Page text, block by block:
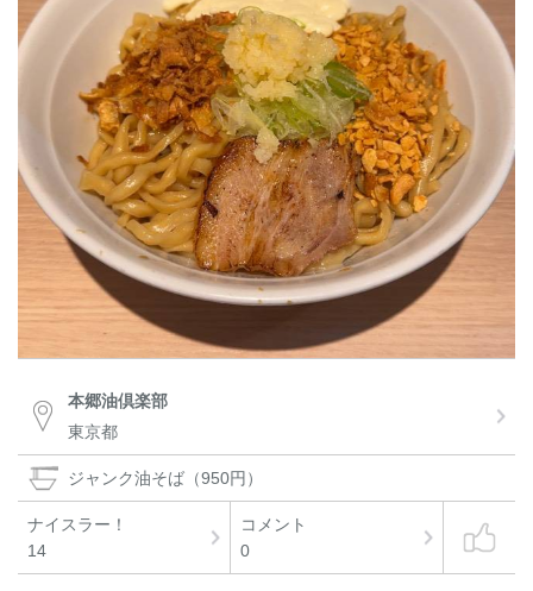
本郷油倶楽部
東京都
ジャンク油そば（950円）
ナイスラー！
14
コメント
0